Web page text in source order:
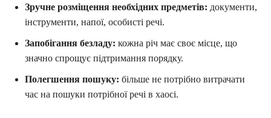
Зручне розміщення необхідних предметів: документи,
інструменти, напої, особисті речі.
Запобігання безладу: кожна річ має своє місце, що
значно спрощує підтримання порядку.
Полегшення пошуку: більше не потрібно витрачати
час на пошуки потрібної речі в хаосі.